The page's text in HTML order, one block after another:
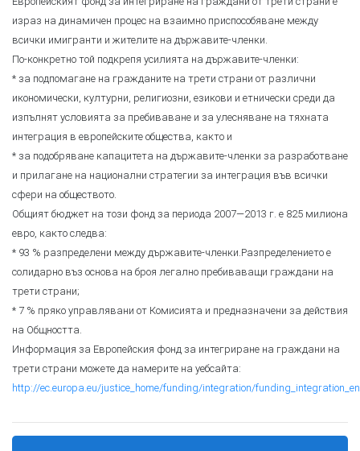
израз на динамичен процес на взаимно приспособяване между
всички имигранти и жителите на държавите-членки.
По-конкретно той подкрепя усилията на държавите-членки:
* за подпомагане на гражданите на трети страни от различни
икономически, културни, религиозни, езикови и етнически среди да
изпълнят условията за пребиваване и за улесняване на тяхната
интеграция в европейските общества, както и
* за подобряване капацитета на държавите-членки за разработване
и прилагане на национални стратегии за интеграция във всички
сфери на обществото.
Общият бюджет на този фонд за периода 2007—2013 г. е 825 милиона
евро, както следва:
* 93 % разпределени между държавите-членки.Разпределението е
солидарно въз основа на броя легално пребиваващи граждани на
трети страни;
* 7 % пряко управлявани от Комисията и предназначени за действия
на Общността.
Информация за Европейския фонд за интегриране на граждани на
трети страни можете да намерите на уебсайта:
http://ec.europa.eu/justice_home/funding/integration/